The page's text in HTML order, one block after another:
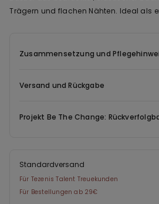
Trägern und flachen Nähten. Ideal als
Zusammensetzung und
Versand und Rückgabe
Projekt Be The Change:
Standardversand
Für Tezenis Talent Treuekunden
Für Bestellungen ab 29€